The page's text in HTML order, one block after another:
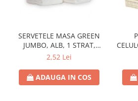
SERVETELE MASA GREEN
JUMBO, ALB, 1 STRAT,
25X25CM
2,52 Lei
ADAUGA IN COS